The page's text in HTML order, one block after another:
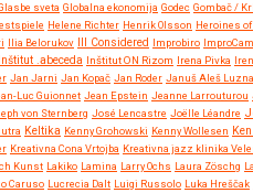
sveta Globalna ekonomija Godec Gombač /
Helene Richter Henrik Olsson Heroines of
Ilia Belorukov Ill Considered Improbiro
Inštitut .abeceda Inštitut ON Rizom Irena Pivka
Jan Jarni Jan Kopač Jan Roder Januš Aleš
Luc Guionnet Jean Epstein Jeanne Larrouturou
von Sternberg José Lencastre Joëlle Léandre
Keltika Kenny Grohowski Kenny Wollesen
Kreativna Cona Vrtojba Kreativna jazz klinika
Kunst Lakiko Lamina Larry Ochs Laura Zöschg
Caruso Lucrecia Dalt Luigi Russolo Luka Hreščak